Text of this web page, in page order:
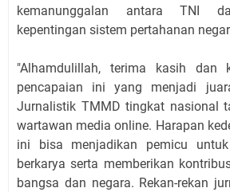
kemanunggalan antara TNI
kepentingan sistem pertahanan
"Alhamdulillah, terima kasih dan
pencapaian ini yang menjadi
Jurnalistik TMMD tingkat nasional
wartawan media online. Harapan
ini bisa menjadikan pemicu
berkarya serta memberikan
bangsa dan negara. Rekan-rekan